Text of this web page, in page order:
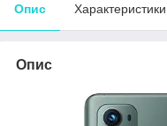
Опис Характеристики
Опис